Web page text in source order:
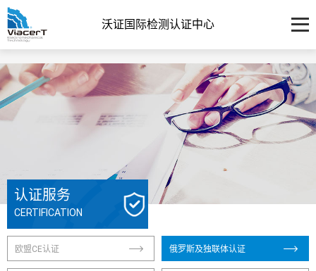
沃证国际检测认证中心
认证服务
CERTIFICATION
欧盟CE认证 俄罗斯及独联体认证